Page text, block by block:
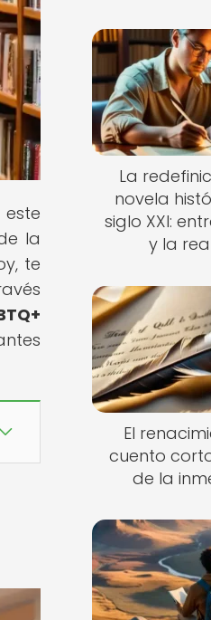
la
te
La
novela
siglo XXI:
y la
El
cuento
de la